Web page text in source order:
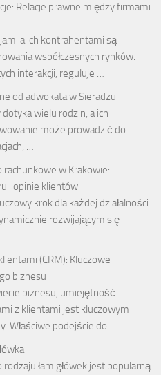
Relacje prawne między firmami
a ich kontrahentami są
współczesnych rynków.
interakcji, reguluje …
od adwokata w Sieradzu
wielu rodzin, a ich
może prowadzić do
…
rachunkowe w Krakowie:
i opinie klientów
krok dla każdej działalności
rozwijającym się
(CRM): Kluczowe
biznesu
biznesu, umiejętność
z klientami jest kluczowym
Właściwe podejście do …
łamigłówek jest popularną